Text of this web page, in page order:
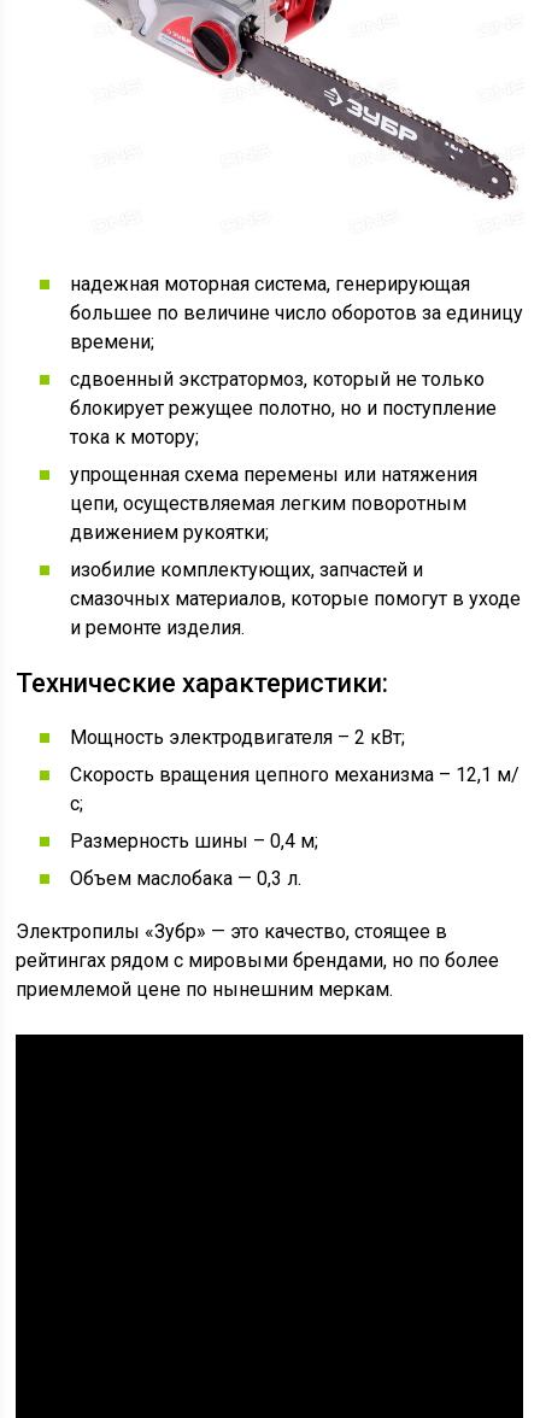
надежная моторная система, генерирующая
большее по величине число оборотов за единицу
времени;
сдвоенный экстратормоз, который не только
блокирует режущее полотно, но и поступление
тока к мотору;
упрощенная схема перемены или натяжения
цепи, осуществляемая легким поворотным
движением рукоятки;
изобилие комплектующих, запчастей и
смазочных материалов, которые помогут в уходе
и ремонте изделия.
Технические характеристики:
Мощность электродвигателя – 2 кВт;
Скорость вращения цепного механизма – 12,1 м/
с;
Размерность шины – 0,4 м;
Объем маслобака — 0,3 л.
Электропилы «Зубр» — это качество, стоящее в
рейтингах рядом с мировыми брендами, но по более
приемлемой цене по нынешним меркам.